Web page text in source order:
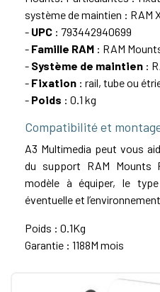
système de maintien : RAM
- UPC : 793442940699
- Famille RAM : RAM
- Système de maintien :
- Fixation : rail, tube ou
- Poids : 0.1 kg
Compatibilité et
A3 Multimedia peut vous
du support RAM Mounts
modèle à équiper, le
éventuelle et
Poids : 0.1Kg
Garantie : 1188M mois